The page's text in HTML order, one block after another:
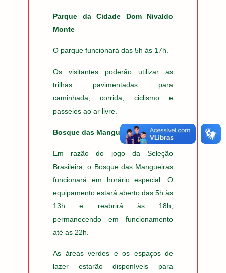
Parque da Cidade Dom Nivaldo
Monte
O parque funcionará das 5h às 17h.
Os visitantes poderão utilizar as
trilhas pavimentadas para
caminhada, corrida, ciclismo e
passeios ao ar livre.
Bosque das Mangueiras
Em razão do jogo da Seleção
Brasileira, o Bosque das Mangueiras
funcionará em horário especial. O
equipamento estará aberto das 5h às
13h e reabrirá às 18h,
permanecendo em funcionamento
até as 22h.
As áreas verdes e os espaços de
lazer estarão disponíveis para